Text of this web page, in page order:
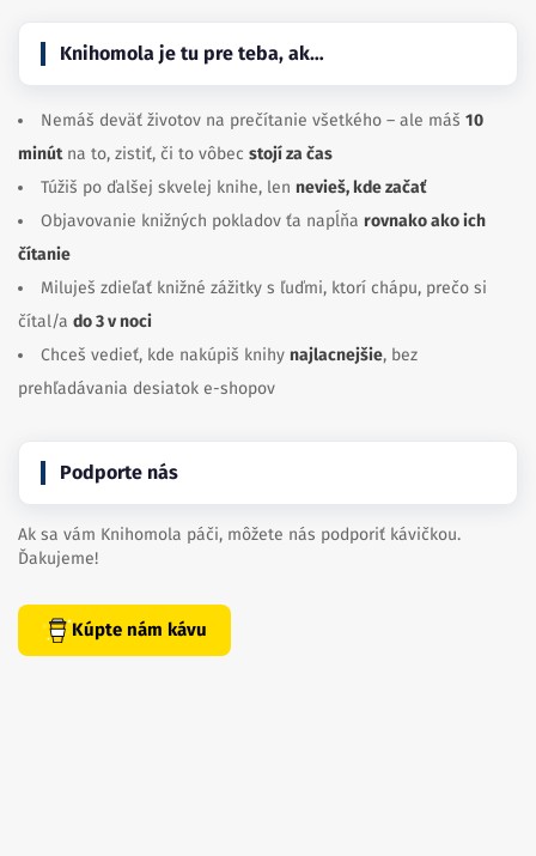
Knihomola je tu pre teba, ak…
Nemáš deväť životov na prečítanie všetkého – ale máš 10
minútna to, zistiť, či to vôbec stojí za čas
Túžiš po ďalšej skvelej knihe, len nevieš, kde začať
Objavovanie knižných pokladov ťa napĺňa rovnako ako ich
čítanie
Miluješ zdieľať knižné zážitky s ľuďmi, ktorí chápu, prečo si
čítal/a do 3 v noci
Chceš vedieť, kde nakúpiš knihy najlacnejšie, bez
prehľadávania desiatok e-shopov
Podporte nás
Ak sa vám Knihomola páči, môžete nás podporiť kávičkou.
Ďakujeme!
Kúpte nám kávu